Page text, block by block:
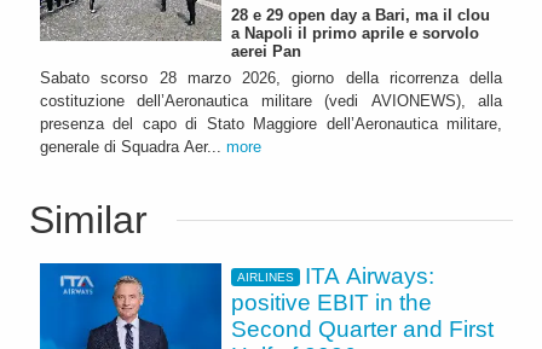
28 e 29 open day a Bari, ma il clou
a Napoli il primo aprile e sorvolo
aerei Pan
Sabato scorso 28 marzo 2026, giorno della ricorrenza della
costituzione dell’Aeronautica militare (vedi AVIONEWS), alla
presenza del capo di Stato Maggiore dell’Aeronautica militare,
generale di Squadra Aer... more
Similar
AIRLINES
ITA Airways:
positive EBIT in the
Second Quarter and First